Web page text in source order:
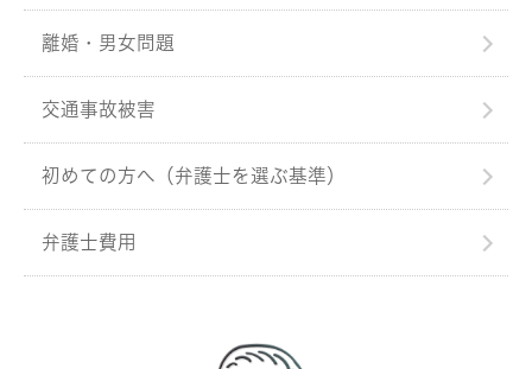
離婚・男女問題
交通事故被害
初めての方へ（弁護士を選ぶ基準）
弁護士費用